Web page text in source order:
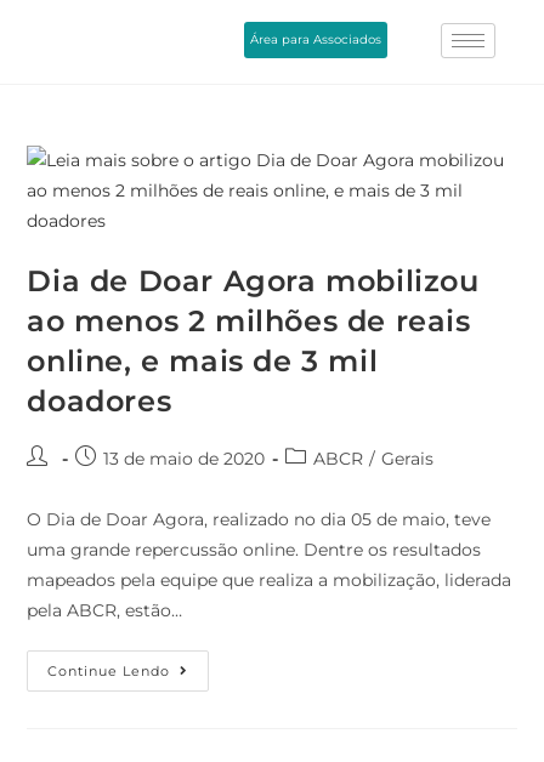
Área para Associados
Dia de Doar Agora mobilizou
ao menos 2 milhões de reais
online, e mais de 3 mil
doadores
13 de maio de 2020 ABCR / Gerais
O Dia de Doar Agora, realizado no dia 05 de maio, teve
uma grande repercussão online. Dentre os resultados
mapeados pela equipe que realiza a mobilização, liderada
pela ABCR, estão…
Continue Lendo